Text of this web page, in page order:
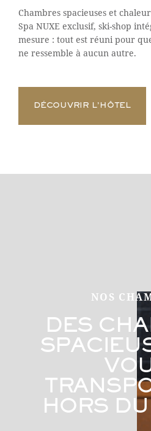
Chambres spacieuses et
Spa NUXE exclusif, ski-shop
mesure : tout est réuni pour
ne ressemble à aucun autre.
DÉCOUVRIR L’HÔTEL
NOS
DES
HORS